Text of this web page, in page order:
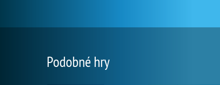
Podobné hry